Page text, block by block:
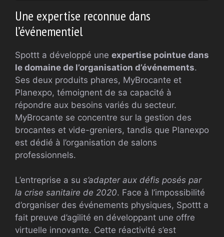
Une expertise reconnue dans
l’événementiel
Spottt a développé une expertise pointue dans
le domaine de l’organisation d’événements.
Ses deux produits phares, MyBrocante et
Planexpo, témoignent de sa capacité à
répondre aux besoins variés du secteur.
MyBrocante se concentre sur la gestion des
brocantes et vide-greniers, tandis que Planexpo
est dédié à l’organisation de salons
professionnels.
L’entreprise a su s’adapter aux défis posés par
la crise sanitaire de 2020. Face à l’impossibilité
d’organiser des événements physiques, Spottt a
fait preuve d’agilité en développant une offre
virtuelle innovante. Cette réactivité s’est